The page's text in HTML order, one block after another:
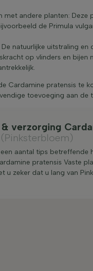
met andere planten: Deze
de Primula
De natuurlijke uitstraling en
op vlinders en bijen
Cardamine pratensis te
toevoeging aan de
verzorging
(Pinksterbloem)
aantal tips betreffende
pratensis Vaste
u zeker dat u lang van